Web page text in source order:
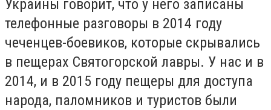
Украины говорит, что у него записаны
телефонные разговоры в 2014 году
чеченцев-боевиков, которые скрывались
в пещерах Святогорской лавры. У нас и в
2014, и в 2015 году пещеры для доступа
народа, паломников и туристов были